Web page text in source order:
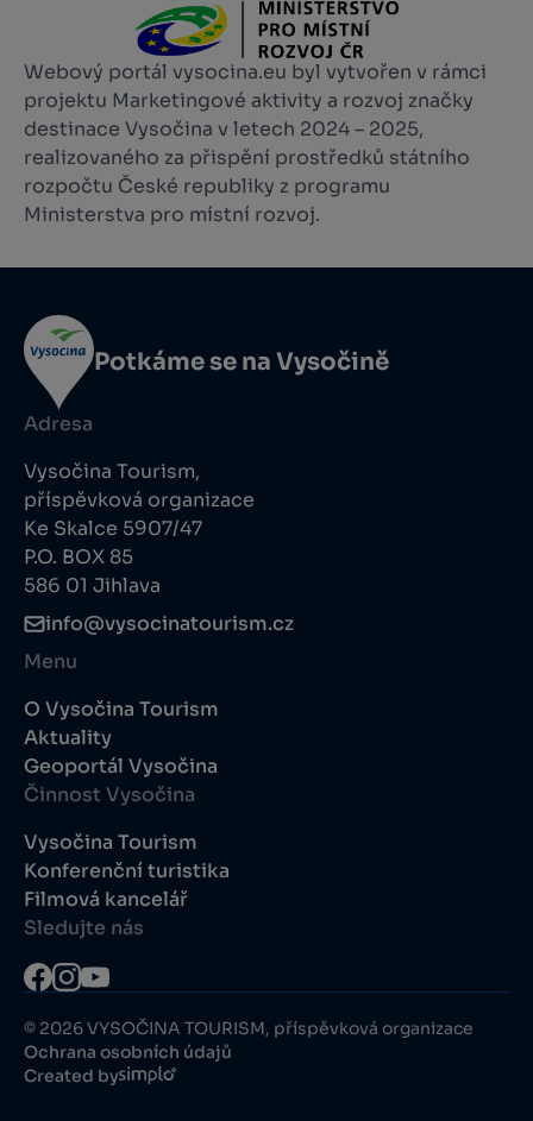
Webový portál vysocina.eu byl vytvořen v rámci
projektu Marketingové aktivity a rozvoj značky
destinace Vysočina v letech 2024 – 2025,
realizovaného za přispění prostředků státního
rozpočtu České republiky z programu
Ministerstva pro místní rozvoj.
Potkáme se na Vysočině
Adresa
Vysočina Tourism,
příspěvková organizace
Ke Skalce 5907/47
P.O. BOX 85
586 01 Jihlava
info@vysocinatourism.cz
Menu
O Vysočina Tourism
Aktuality
Geoportál Vysočina
Činnost Vysočina
Vysočina Tourism
Konferenční turistika
Filmová kancelář
Sledujte nás
© 2026 VYSOČINA TOURISM, příspěvková organizace
Ochrana osobních údajů
Created by